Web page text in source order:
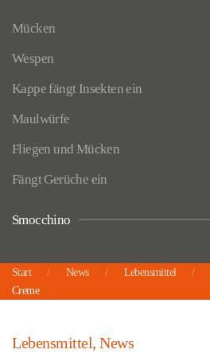
Mücken
Wespen
Kappe fängt Insekten ein
Maulwürfe
Fliegen und Mücken
Fängt Gerüche ein
Smocchino
Start News Lebensmittel
Creme
Lebensmittel, News